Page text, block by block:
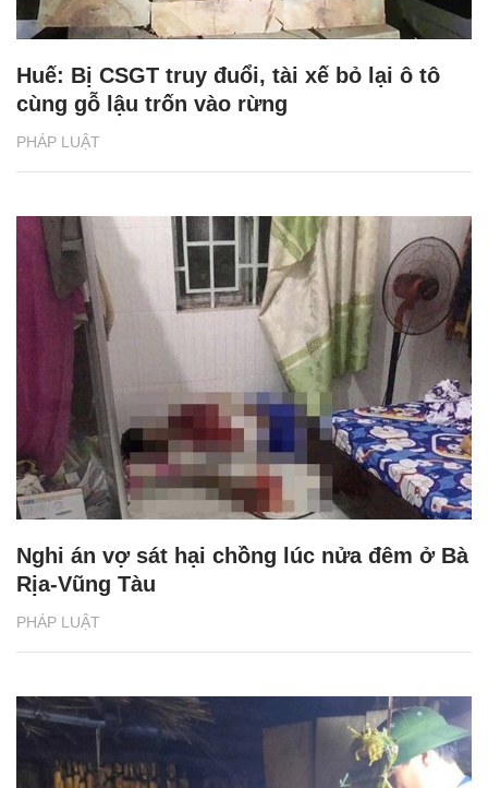
PHÁP LUẬT
Huế: Bị CSGT truy đuổi, tài xế bỏ lại ô tô
cùng gỗ lậu trốn vào rừng
PHÁP LUẬT
Nghi án vợ sát hại chồng lúc nửa đêm ở Bà
Rịa-Vũng Tàu